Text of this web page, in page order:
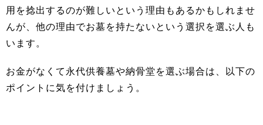
用を捻出するのが難しいという理由もあるかもしれませ
んが、他の理由でお墓を持たないという選択を選ぶ人も
います。
お金がなくて永代供養墓や納骨堂を選ぶ場合は、以下の
ポイントに気を付けましょう。